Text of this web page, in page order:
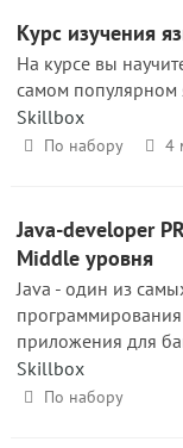
Курс изучения
На курсе вы
самом популярном
Skillbox
По набору 4
Java-developer
Middle уровня
Java - один из
приложения для
Skillbox
По набору